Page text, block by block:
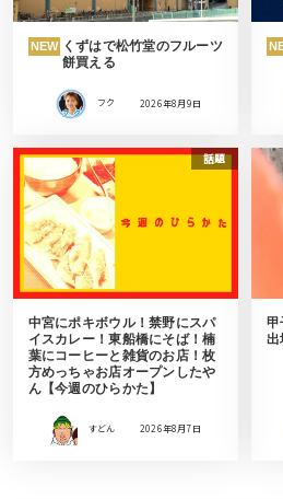
NEW くずはで松竹堂のフルーツ
餅買える
フク 2026年8月9日
話題
中宮にポキボウル！禁野にスパ
イスカレー！東船橋にそば！楠
葉にコーヒーと雑貨のお店！枚
方めっちゃお店オープンしたや
ん【今週のひらかた】
すどん 2026年8月7日
甲
出